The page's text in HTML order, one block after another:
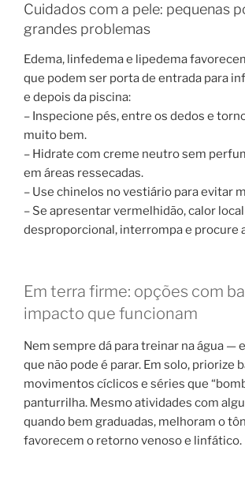
Cuidados com a pele: pequenas
grandes problemas
Edema, linfedema e lipedema
que podem ser porta de entrada para
e depois da piscina:
– Inspecione pés, entre os dedos e
muito bem.
– Hidrate com creme neutro sem
em áreas ressecadas.
– Use chinelos no vestiário para evitar
– Se apresentar vermelhidão, calor
desproporcional, interrompa e procure
Em terra firme: opções com
impacto que funcionam
Nem sempre dá para treinar na água —
que não pode é parar. Em solo, priorize
movimentos cíclicos e séries que
panturrilha. Mesmo atividades com
quando bem graduadas, melhoram o
favorecem o retorno venoso e linfático.